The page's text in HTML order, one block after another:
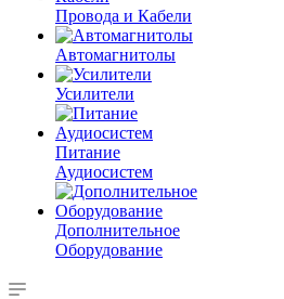
Провода и Кабели
Автомагнитолы
Усилители
Питание
Аудиосистем
Дополнительное
Оборудование